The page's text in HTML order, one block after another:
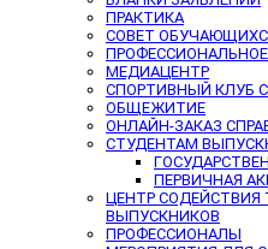
ПРАКТИКА
СОВЕТ
МЕДИАЦЕНТР
СПОРТИВНЫЙ КЛУБ
ОБЩЕЖИТИЕ
ОНЛАЙН-ЗАКАЗ
СТУДЕНТАМ
ПЕРВИЧНАЯ
ЦЕНТР СОДЕЙСТВИЯ
ВЫПУСКНИКОВ
ПРОФЕССИОНАЛЫ